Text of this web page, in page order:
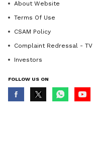
About Website
Terms Of Use
CSAM Policy
Complaint Redressal - TV
Investors
FOLLOW US ON